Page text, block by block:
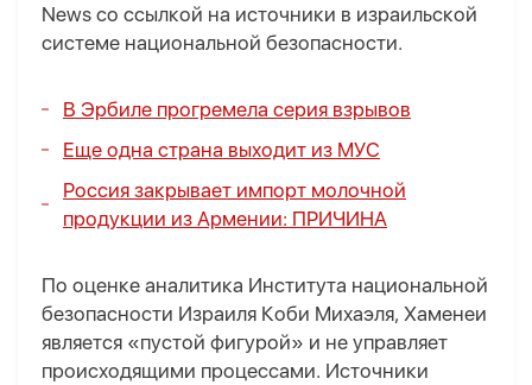
News со ссылкой на источники в израильской
системе национальной безопасности.
В Эрбиле прогремела серия взрывов
Еще одна страна выходит из МУС
Россия закрывает импорт молочной
продукции из Армении: ПРИЧИНА
По оценке аналитика Института национальной
безопасности Израиля Коби Михаэля, Хаменеи
является «пустой фигурой» и не управляет
происходящими процессами. Источники